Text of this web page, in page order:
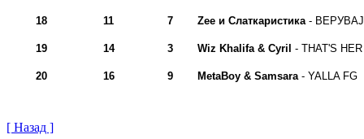
18 11 7 Zee и Слаткаристика- ВЕРУВАЈ
19 14 3 Wiz Khalifa & Cyril - THAT'S HER
20 16 9 MetaBoy & Samsara- YALLA FG
[ Назад ]